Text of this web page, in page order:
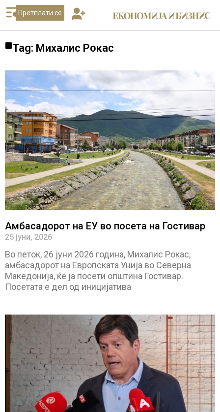
Претплати се
Tag: Михалис Рокас
Амбасадорот на ЕУ во посета на Гостивар
25 јуни, 2026
Во петок, 26 јуни 2026 година, Михалис Рокас,
амбасадорот на Европската Унија во Северна
Македонија, ќе ја посети општина Гостивар.
Посетата е дел од иницијатива